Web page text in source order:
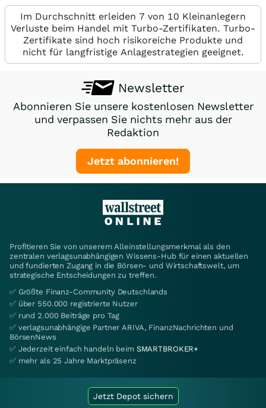
Im Durchschnitt erleiden 7 von 10 Kleinanlegern
Verluste beim Handel mit Turbo-Zertifikaten. Turbo-
Zertifikate sind hoch risikoreiche Produkte und
nicht für langfristige Anlagestrategien geeignet.
Newsletter
Abonnieren Sie unsere kostenlosen Newsletter
und verpassen Sie nichts mehr aus der
Redaktion
Jetzt abonnieren!
Profitieren Sie von unserem Alleinstellungsmerkmal als den
zentralen verlagsunabhängigen Wissens-Hub für einen aktuellen
und fundierten Zugang in die Börsen- und Wirtschaftswelt, um
strategische Entscheidungen zu treffen.
✅ Größte Finanz-Community Deutschlands
✅ über 550.000 registrierte Nutzer
✅ rund 2.000 Beiträge pro Tag
✅ verlagsunabhängige Partner ARIVA, FinanzNachrichten und
BörsenNews
✅ Jederzeit einfach handeln beim SMARTBROKER+
✅ mehr als 25 Jahre Marktpräsenz
Jetzt Depot sichern